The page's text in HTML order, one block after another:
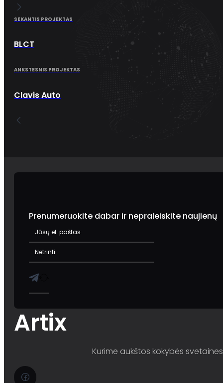
SEKANTIS PROJEKTAS
BLCT
ANKSTESNIS PROJEKTAS
Clavis Auto
Prenumeruokite dabar ir nepraleiskite naujienų
Artix
Kurime aukštos kokybės